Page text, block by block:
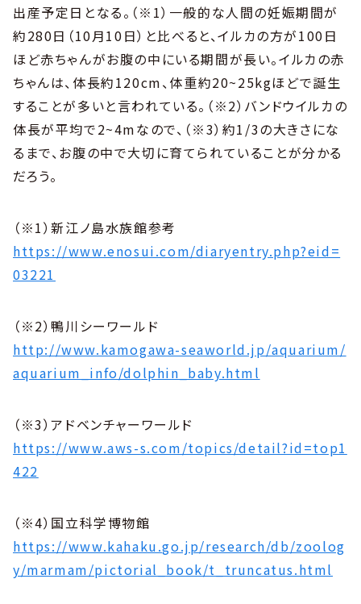
出産予定日となる。（※1）一般的な人間の妊娠期間が
約280日（10月10日）と比べると、イルカの方が100日
ほど赤ちゃんがお腹の中にいる期間が長い。イルカの赤
ちゃんは、体長約120cm、体重約20~25kgほどで誕生
することが多いと言われている。（※2）バンドウイルカの
体長が平均で2~4mなので、（※3）約1/3の大きさにな
るまで、お腹の中で大切に育てられていることが分かる
だろう。
（※1）新江ノ島水族館参考
https://www.enosui.com/diaryentry.php?eid=
03221
（※2）鴨川シーワールド
http://www.kamogawa-seaworld.jp/aquarium/
aquarium_info/dolphin_baby.html
（※3）アドベンチャーワールド
https://www.aws-s.com/topics/detail?id=top1
422
（※4）国立科学博物館
https://www.kahaku.go.jp/research/db/zoolog
y/marmam/pictorial_book/t_truncatus.html